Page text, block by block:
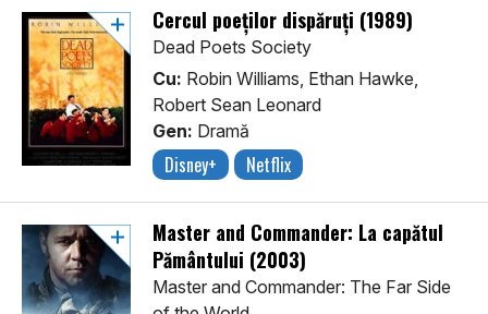
Cercul poeților dispăruți (1989)
Dead Poets Society
Cu: Robin Williams, Ethan Hawke,
Robert Sean Leonard
Gen: Dramă
Disney+ Netflix
Master and Commander: La capătul
Pământului (2003)
Master and Commander: The Far Side